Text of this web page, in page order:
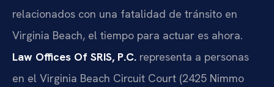
relacionados con una fatalidad de tránsito en
Virginia Beach, el tiempo para actuar es ahora.
Law Offices Of SRIS, P.C. representa a personas
en el Virginia Beach Circuit Court (2425 Nimmo